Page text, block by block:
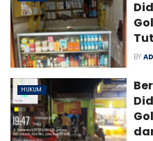
BY
HUKUM